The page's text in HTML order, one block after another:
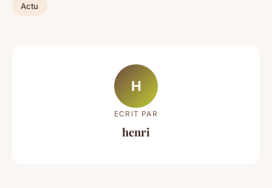
Actu
H
ECRIT PAR
henri